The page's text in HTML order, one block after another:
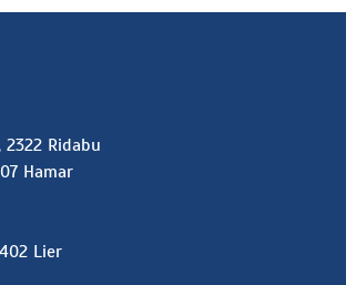
2322 Ridabu
Hamar
Lier